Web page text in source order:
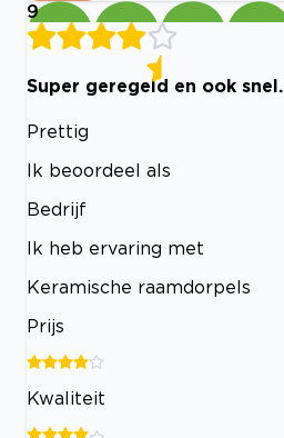
9
Super geregeld en ook snel.
Prettig
Ik beoordeel als
Bedrijf
Ik heb ervaring met
Keramische raamdorpels
Prijs
Kwaliteit